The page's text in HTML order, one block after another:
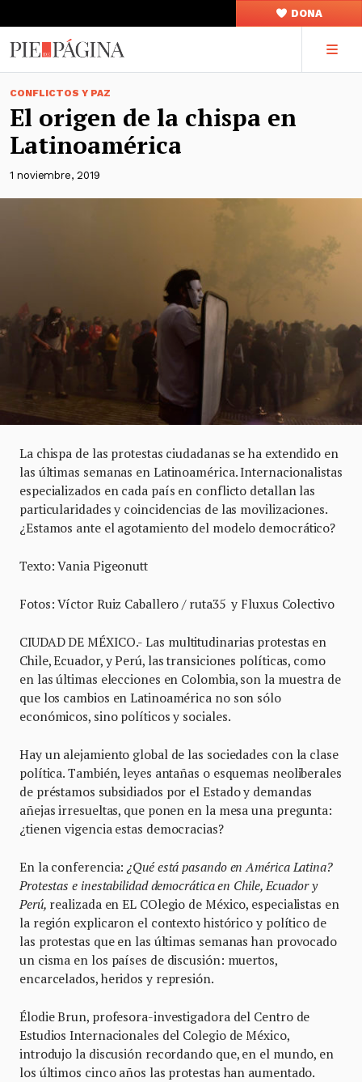
DONA
CONFLICTOS Y PAZ
El origen de la chispa en
Latinoamérica
1 noviembre, 2019
La chispa de las protestas ciudadanas se ha extendido en
las últimas semanas en Latinoamérica. Internacionalistas
especializados en cada país en conflicto detallan las
particularidades y coincidencias de las movilizaciones.
¿Estamos ante el agotamiento del modelo democrático?
Texto: Vania Pigeonutt
Fotos: Víctor Ruiz Caballero / ruta35 y Fluxus Colectivo
CIUDAD DE MÉXICO.- Las multitudinarias protestas en
Chile, Ecuador, y Perú, las transiciones políticas, como
en las últimas elecciones en Colombia, son la muestra de
que los cambios en Latinoamérica no son sólo
económicos, sino políticos y sociales.
Hay un alejamiento global de las sociedades con la clase
política. También, leyes antañas o esquemas neoliberales
de préstamos subsidiados por el Estado y demandas
añejas irresueltas, que ponen en la mesa una pregunta:
¿tienen vigencia estas democracias?
En la conferencia:¿Qué está pasando en América Latina?
Protestas e inestabilidad democrática en Chile, Ecuador y
Perú, realizada en EL COlegio de México, especialistas en
la región explicaron el contexto histórico y político de
las protestas que en las últimas semanas han provocado
un cisma en los países de discusión: muertos,
encarcelados, heridos y represión.
Élodie Brun, profesora-investigadora del Centro de
Estudios Internacionales del Colegio de México,
introdujo la discusión recordando que, en el mundo, en
los últimos cinco años las protestas han aumentado.